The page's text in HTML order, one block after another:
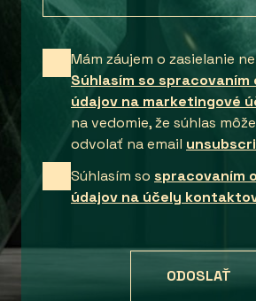
Mám záujem o zasielanie
Súhlasím so spracovaním
údajov na marketingové
na vedomie, že súhlas
odvolať na email
Súhlasím so spracovaním
údajov na účely